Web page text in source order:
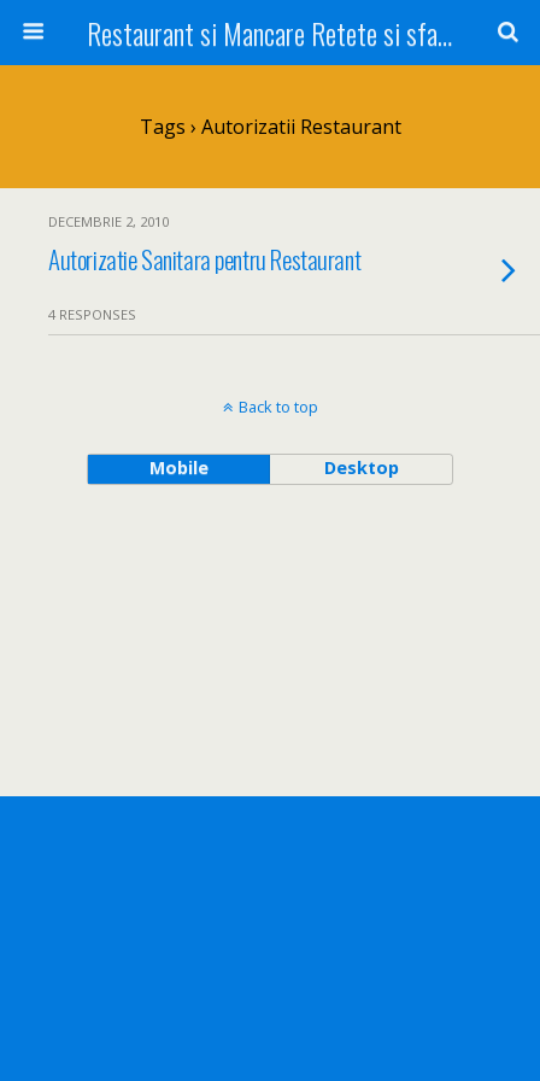
Restaurant si Mancare Retete si sfaturi Picant bun si rapid
Tags › Autorizatii Restaurant
DECEMBRIE 2, 2010
Autorizatie Sanitara pentru Restaurant
4 RESPONSES
Back to top
Mobile Desktop